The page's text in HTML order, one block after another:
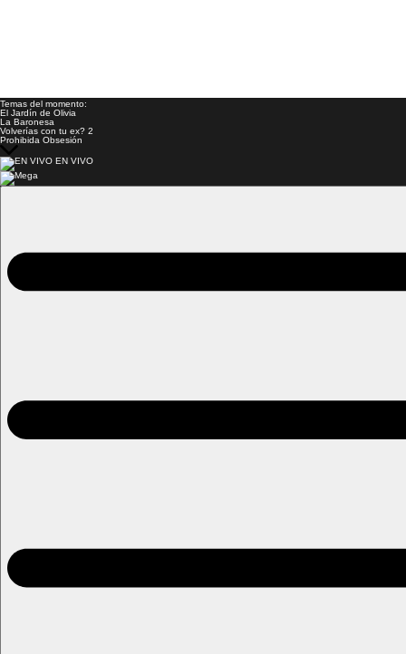
Temas del momento:
El Jardín de Olivia
La Baronesa
Volverías con tu ex? 2
Prohibida Obsesión
EN VIVO